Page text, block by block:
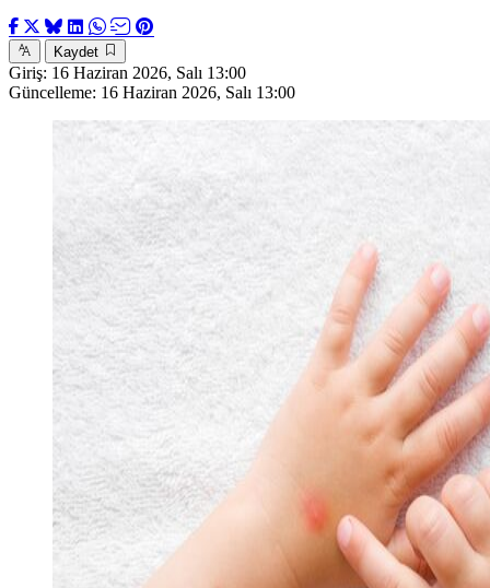
Kaydet
Giriş: 16 Haziran 2026, Salı 13:00
Güncelleme: 16 Haziran 2026, Salı 13:00